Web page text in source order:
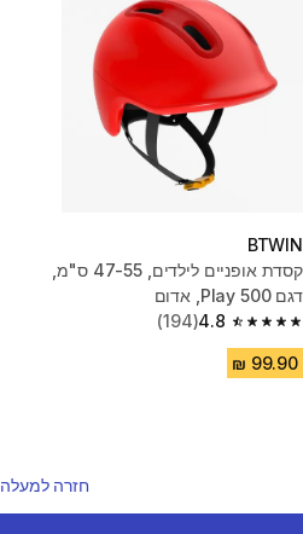
BTWIN
קסדת אופניים לילדים, 47-55 ס"מ,
דגם Play 500, אדום
4.8
4.8 out of 5 stars from 194 reviews
(194)
חזרה למעלה